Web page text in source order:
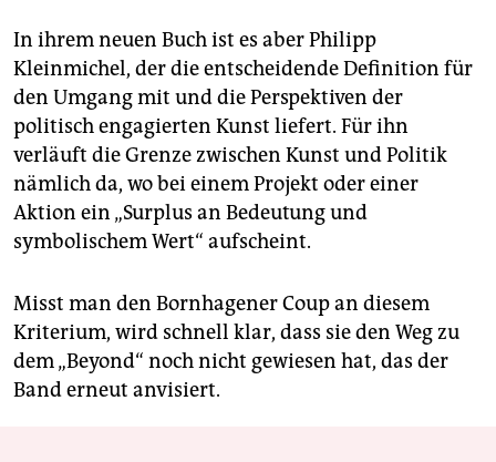
In ihrem neuen Buch ist es aber Philipp
Kleinmichel, der die entscheidende Definition für
den Umgang mit und die Perspektiven der
politisch engagierten Kunst liefert. Für ihn
verläuft die Grenze zwischen Kunst und Politik
nämlich da, wo bei einem Projekt oder einer
Aktion ein „Surplus an Bedeutung und
symbolischem Wert“ aufscheint.
Misst man den Bornhagener Coup an diesem
Kriterium, wird schnell klar, dass sie den Weg zu
dem „Beyond“ noch nicht gewiesen hat, das der
Band erneut anvisiert.